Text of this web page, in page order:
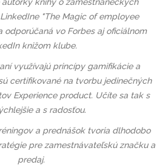
"The Magic of employee
odporúčaná vo Forbes aj oficiálnom
knižom klube.
využívajú princípy gamifikácie a
certifikované na tvorbu jedinečných
Experience product. Učíte sa tak s
a s radosťou.
a prednášok tvoria dlhodobo
pre zamestnávateľskú značku a
predaj.